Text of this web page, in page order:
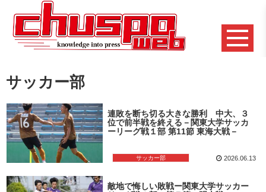
サッカー部
サッカー部
連敗を断ち切る大きな勝利 中大、３
位で前半戦を終える－関東大学サッカ
ーリーグ戦１部 第11節 東海大戦－
2026.06.13
敵地で悔しい敗戦ー関東大学サッカー